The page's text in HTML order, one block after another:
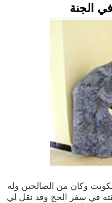
الجنة
وكان من الصالحين وله
في سفر الحج وقد نقل لي